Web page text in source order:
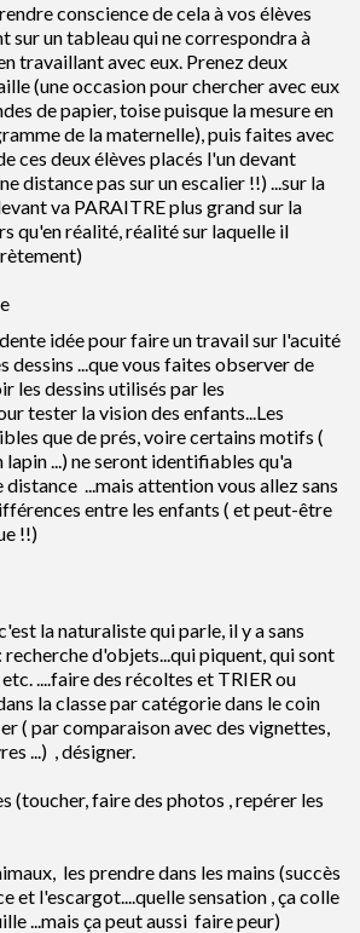
conscience de cela à vos élèves
sur un tableau qui ne correspondra à
travaillant avec eux. Prenez deux
(une occasion pour chercher avec eux
de papier, toise puisque la mesure en
de la maternelle), puis faites avec
ces deux élèves placés l'un devant
distance pas sur un escalier !!) ...sur la
va PARAITRE plus grand sur la
qu'en réalité, réalité sur laquelle il
idée pour faire un travail sur l'acuité
dessins ...que vous faites observer de
les dessins utilisés par les
tester la vision des enfants...Les
que de prés, voire certains motifs (
lapin ...) ne seront identifiables qu'a
...mais attention vous allez sans
entre les enfants ( et peut-être
!!)
la naturaliste qui parle, il y a sans
d'objets...qui piquent, qui sont
....faire des récoltes et TRIER ou
la classe par catégorie dans le coin
( par comparaison avec des vignettes,
...) , désigner.
(toucher, faire des photos , repérer les
les prendre dans les mains (succès
et l'escargot....quelle sensation , ça colle
...mais ça peut aussi faire peur)